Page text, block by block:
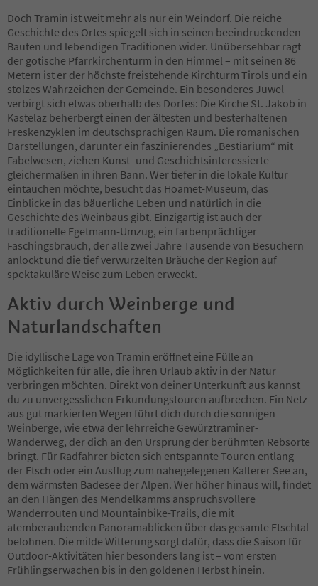
Doch Tramin ist weit mehr als nur ein Weindorf. Die reiche
Geschichte des Ortes spiegelt sich in seinen beeindruckenden
Bauten und lebendigen Traditionen wider. Unübersehbar ragt
der gotische Pfarrkirchenturm in den Himmel – mit seinen 86
Metern ist er der höchste freistehende Kirchturm Tirols und ein
stolzes Wahrzeichen der Gemeinde. Ein besonderes Juwel
verbirgt sich etwas oberhalb des Dorfes: Die Kirche St. Jakob in
Kastelaz beherbergt einen der ältesten und besterhaltenen
Freskenzyklen im deutschsprachigen Raum. Die romanischen
Darstellungen, darunter ein faszinierendes „Bestiarium“ mit
Fabelwesen, ziehen Kunst- und Geschichtsinteressierte
gleichermaßen in ihren Bann. Wer tiefer in die lokale Kultur
eintauchen möchte, besucht das Hoamet-Museum, das
Einblicke in das bäuerliche Leben und natürlich in die
Geschichte des Weinbaus gibt. Einzigartig ist auch der
traditionelle Egetmann-Umzug, ein farbenprächtiger
Faschingsbrauch, der alle zwei Jahre Tausende von Besuchern
anlockt und die tief verwurzelten Bräuche der Region auf
spektakuläre Weise zum Leben erweckt.
Aktiv durch Weinberge und
Naturlandschaften
Die idyllische Lage von Tramin eröffnet eine Fülle an
Möglichkeiten für alle, die ihren Urlaub aktiv in der Natur
verbringen möchten. Direkt von deiner Unterkunft aus kannst
du zu unvergesslichen Erkundungstouren aufbrechen. Ein Netz
aus gut markierten Wegen führt dich durch die sonnigen
Weinberge, wie etwa der lehrreiche Gewürztraminer-
Wanderweg, der dich an den Ursprung der berühmten Rebsorte
bringt. Für Radfahrer bieten sich entspannte Touren entlang
der Etsch oder ein Ausflug zum nahegelegenen Kalterer See an,
dem wärmsten Badesee der Alpen. Wer höher hinaus will, findet
an den Hängen des Mendelkamms anspruchsvollere
Wanderrouten und Mountainbike-Trails, die mit
atemberaubenden Panoramablicken über das gesamte Etschtal
belohnen. Die milde Witterung sorgt dafür, dass die Saison für
Outdoor-Aktivitäten hier besonders lang ist – vom ersten
Frühlingserwachen bis in den goldenen Herbst hinein.